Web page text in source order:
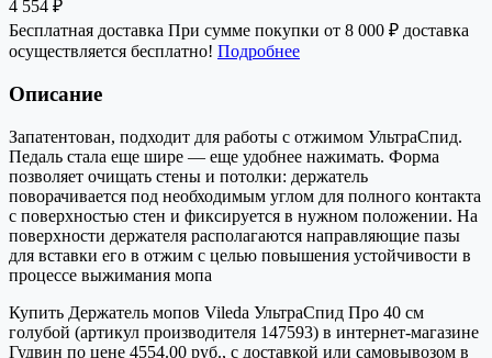
4 554 ₽
Бесплатная доставка При сумме покупки от 8 000 ₽ доставка
осуществляется бесплатно! Подробнее
Описание
Запатентован, подходит для работы с отжимом УльтраСпид.
Педаль стала еще шире — еще удобнее нажимать. Форма
позволяет очищать стены и потолки: держатель
поворачивается под необходимым углом для полного контакта
с поверхностью стен и фиксируется в нужном положении. На
поверхности держателя располагаются направляющие пазы
для вставки его в отжим с целью повышения устойчивости в
процессе выжимания мопа
Купить Держатель мопов Vileda УльтраСпид Про 40 см
голубой (артикул производителя 147593) в интернет-магазине
Гудвин по цене 4554.00 руб., с доставкой или самовывозом в